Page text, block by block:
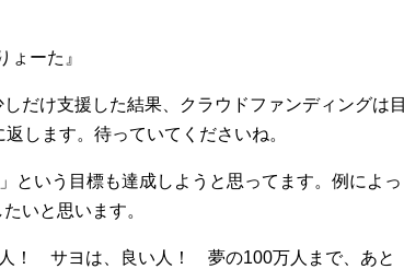
ょーた』
だけ支援した結果、クラウドファンディングは目
します。待っていてくださいね。
という目標も達成しようと思ってます。例によっ
いと思います。
！ サヨは、良い人！ 夢の100万人まで、あと